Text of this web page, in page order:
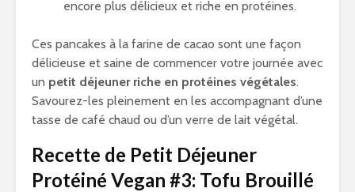
encore plus délicieux et riche en protéines.
Ces pancakes à la farine de cacao sont une façon
délicieuse et saine de commencer votre journée avec
un petit déjeuner riche en protéines végétales.
Savourez-les pleinement en les accompagnant d’une
tasse de café chaud ou d’un verre de lait végétal.
Recette de Petit Déjeuner
Protéiné Vegan #3: Tofu Brouillé